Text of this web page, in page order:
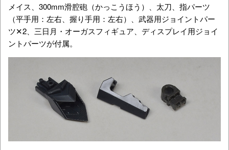
メイス、300mm滑腔砲（かっこうほう）、太刀、指パーツ
（平手用：左右、握り手用：左右）、武器用ジョイントパー
ツ✕2、三日月・オーガスフィギュア、ディスプレイ用ジョイ
ントパーツが付属。